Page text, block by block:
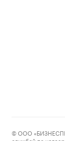
© ООО